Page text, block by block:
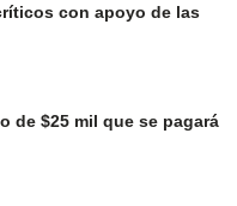
con apoyo de las
de $25 mil que se pagará